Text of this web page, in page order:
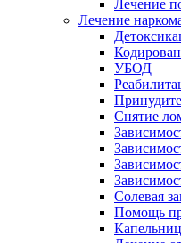
Лечение
Лечение
УБОД
Снятие
Солевая
Помощь